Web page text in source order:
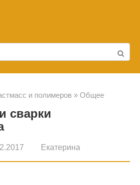
и полимеров » Общее
сварки
Екатерина